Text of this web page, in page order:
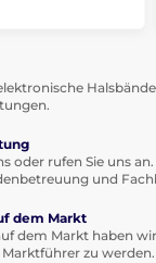
oder rufen Sie uns
und
dem Markt
dem Markt haben
zu werden.